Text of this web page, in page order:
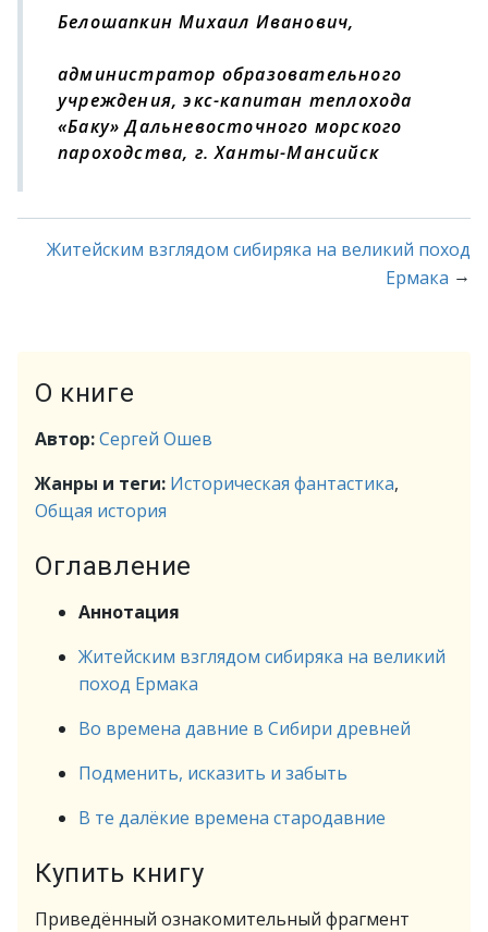
Белошапкин Михаил Иванович,
администратор образовательного
учреждения, экс-капитан теплохода
«Баку» Дальневосточного морского
пароходства, г. Ханты-Мансийск
Житейским взглядом сибиряка на великий поход
Ермака →
О книге
Автор:Сергей Ошев
Жанры и теги: Историческая фантастика,
Общая история
Оглавление
Аннотация
Житейским взглядом сибиряка на великий
поход Ермака
Во времена давние в Сибири древней
Подменить, исказить и забыть
В те далёкие времена стародавние
Купить книгу
Приведённый ознакомительный фрагмент